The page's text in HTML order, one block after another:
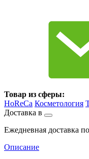
Товар из сферы:
HoReCa Косметология
Доставка в
Ежедневная доставка
Описание